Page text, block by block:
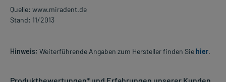
Quelle: www.miradent.de
Stand: 11/2013
Hinweis: Weiterführende Angaben zum Hersteller finden Sie hier.